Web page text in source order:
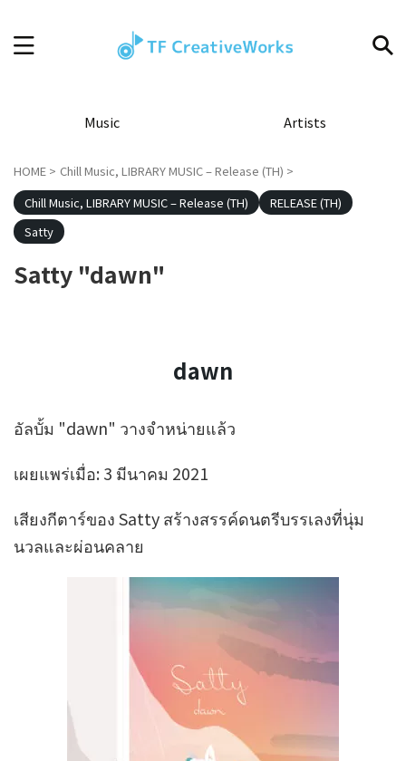
Music Artists
HOME > Chill Music, LIBRARY MUSIC – Release (TH) >
Chill Music, LIBRARY MUSIC – Release (TH)
RELEASE (TH)
Satty
Satty "dawn"
dawn
อัลบั้ม "dawn" วางจำหน่ายแล้ว
เผยแพร่เมื่อ: 3 มีนาคม 2021
เสียงกีตาร์ของ Satty สร้างสรรค์ดนตรีบรรเลงที่นุ่ม
นวลและผ่อนคลาย